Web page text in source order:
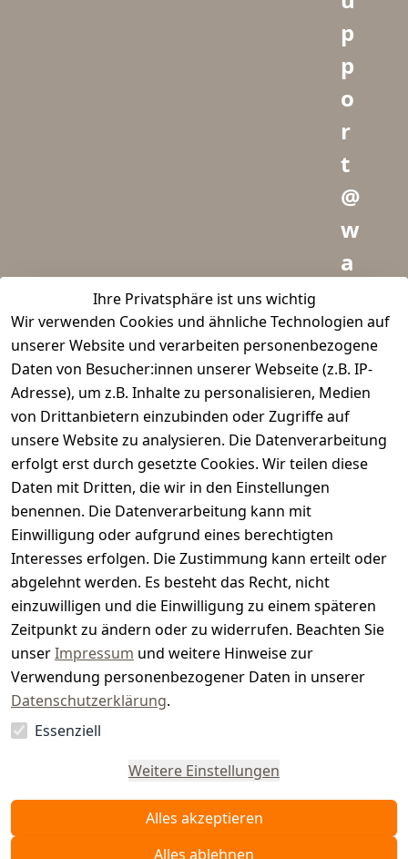
Ihre Privatsphäre ist uns wichtig
Wir verwenden Cookies und ähnliche Technologien auf
unserer Website und verarbeiten personenbezogene
Daten von Besucher:innen unserer Webseite (z.B. IP-
Adresse), um z.B. Inhalte zu personalisieren, Medien
von Drittanbietern einzubinden oder Zugriffe auf
unsere Website zu analysieren. Die Datenverarbeitung
erfolgt erst durch gesetzte Cookies. Wir teilen diese
Daten mit Dritten, die wir in den Einstellungen
benennen. Die Datenverarbeitung kann mit
Einwilligung oder aufgrund eines berechtigten
Interesses erfolgen. Die Zustimmung kann erteilt oder
abgelehnt werden. Es besteht das Recht, nicht
einzuwilligen und die Einwilligung zu einem späteren
Zeitpunkt zu ändern oder zu widerrufen. Beachten Sie
unserImpressum und weitere Hinweise zur
Verwendung personenbezogener Daten in unserer
Datenschutzerklärung.
Essenziell
Weitere Einstellungen
Alles akzeptieren
Alles ablehnen
p
p
o
r
t
@
w
a
d
m
e
i
s
r.
e
Vertrag
widerrufen